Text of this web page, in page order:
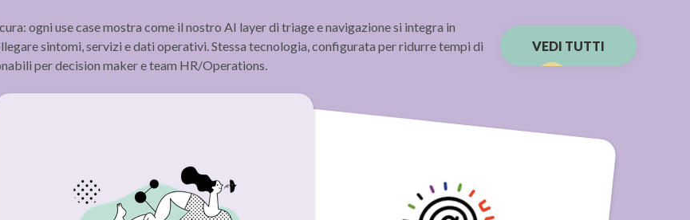
ogni use case mostra come il nostro AI layer di triage e navigazione si integra in
sintomi, servizi e dati operativi. Stessa tecnologia, configurata per ridurre tempi di
per decision maker e team HR/Operations.
VEDI TUTTI